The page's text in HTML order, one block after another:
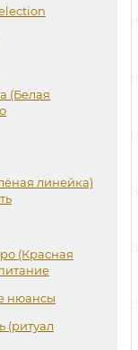
(Белая
линейка)
(Красная
нюансы
(ритуал